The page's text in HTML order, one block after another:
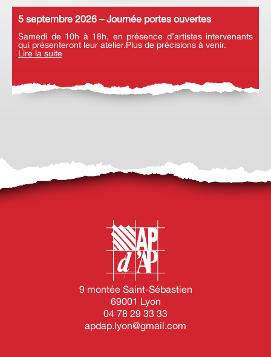
5 septembre 2026 – Journée portes ouvertes
Samedi de 10h à 18h, en présence d’artistes intervenants
qui présenteront leur atelier.Plus de précisions à venir.
Lire la suite
9 montée Saint-Sébastien
69001 Lyon
04 78 29 33 33
apdap.lyon@gmail.com